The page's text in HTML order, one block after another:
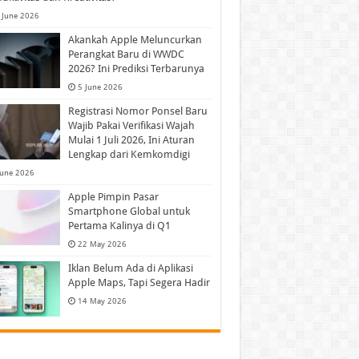
2026
Akankah Apple Meluncurkan
Perangkat Baru di WWDC
2026? Ini Prediksi Terbarunya
5 June 2026
Registrasi Nomor Ponsel Baru
Wajib Pakai Verifikasi Wajah
Mulai 1 Juli 2026, Ini Aturan
Lengkap dari Kemkomdigi
2026
Apple Pimpin Pasar
Smartphone Global untuk
Pertama Kalinya di Q1
22 May 2026
Iklan Belum Ada di Aplikasi
Apple Maps, Tapi Segera Hadir
14 May 2026